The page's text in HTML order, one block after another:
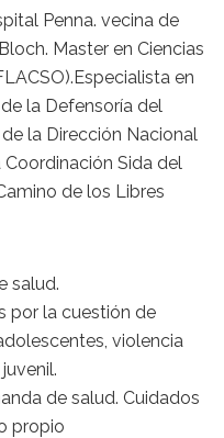
Penna. vecina de
Master en Ciencias
en
la Defensoría del
la Dirección Nacional
Coordinación Sida del
de los Libres
salud.
la cuestión de
violencia
de salud. Cuidados
propio